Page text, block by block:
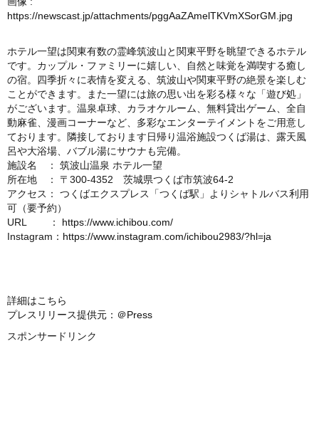
https://newscast.jp/attachments/pggAaZAmelTKVmXSorGM.jpg
ホテル一望は関東有数の霊峰筑波山と関東平野を眺望できるホテル
です。カップル・ファミリーに嬉しい、自然と味覚を満喫する癒し
の宿。四季折々に表情を変える、筑波山や関東平野の絶景を楽しむ
ことができます。また一望には旅の思い出を彩る様々な「遊び処」
がございます。温泉卓球、カラオケルーム、無料貸出ゲーム、全自
動麻雀、漫画コーナーなど、多彩なエンターテイメントをご用意し
ております。隣接しております日帰り温浴施設つくば湯は、露天風
呂や大浴場、バブル湯にサウナも完備。
施設名 ： 筑波山温泉 ホテル一望
所在地 ： 〒300-4352 茨城県つくば市筑波64-2
アクセス： つくばエクスプレス「つくば駅」よりシャトルバス利用
可（要予約）
URL ： https://www.ichibou.com/
Instagram： https://www.instagram.com/ichibou2983/?hl=ja
詳細はこちら
プレスリリース提供元：＠Press
スポンサードリンク